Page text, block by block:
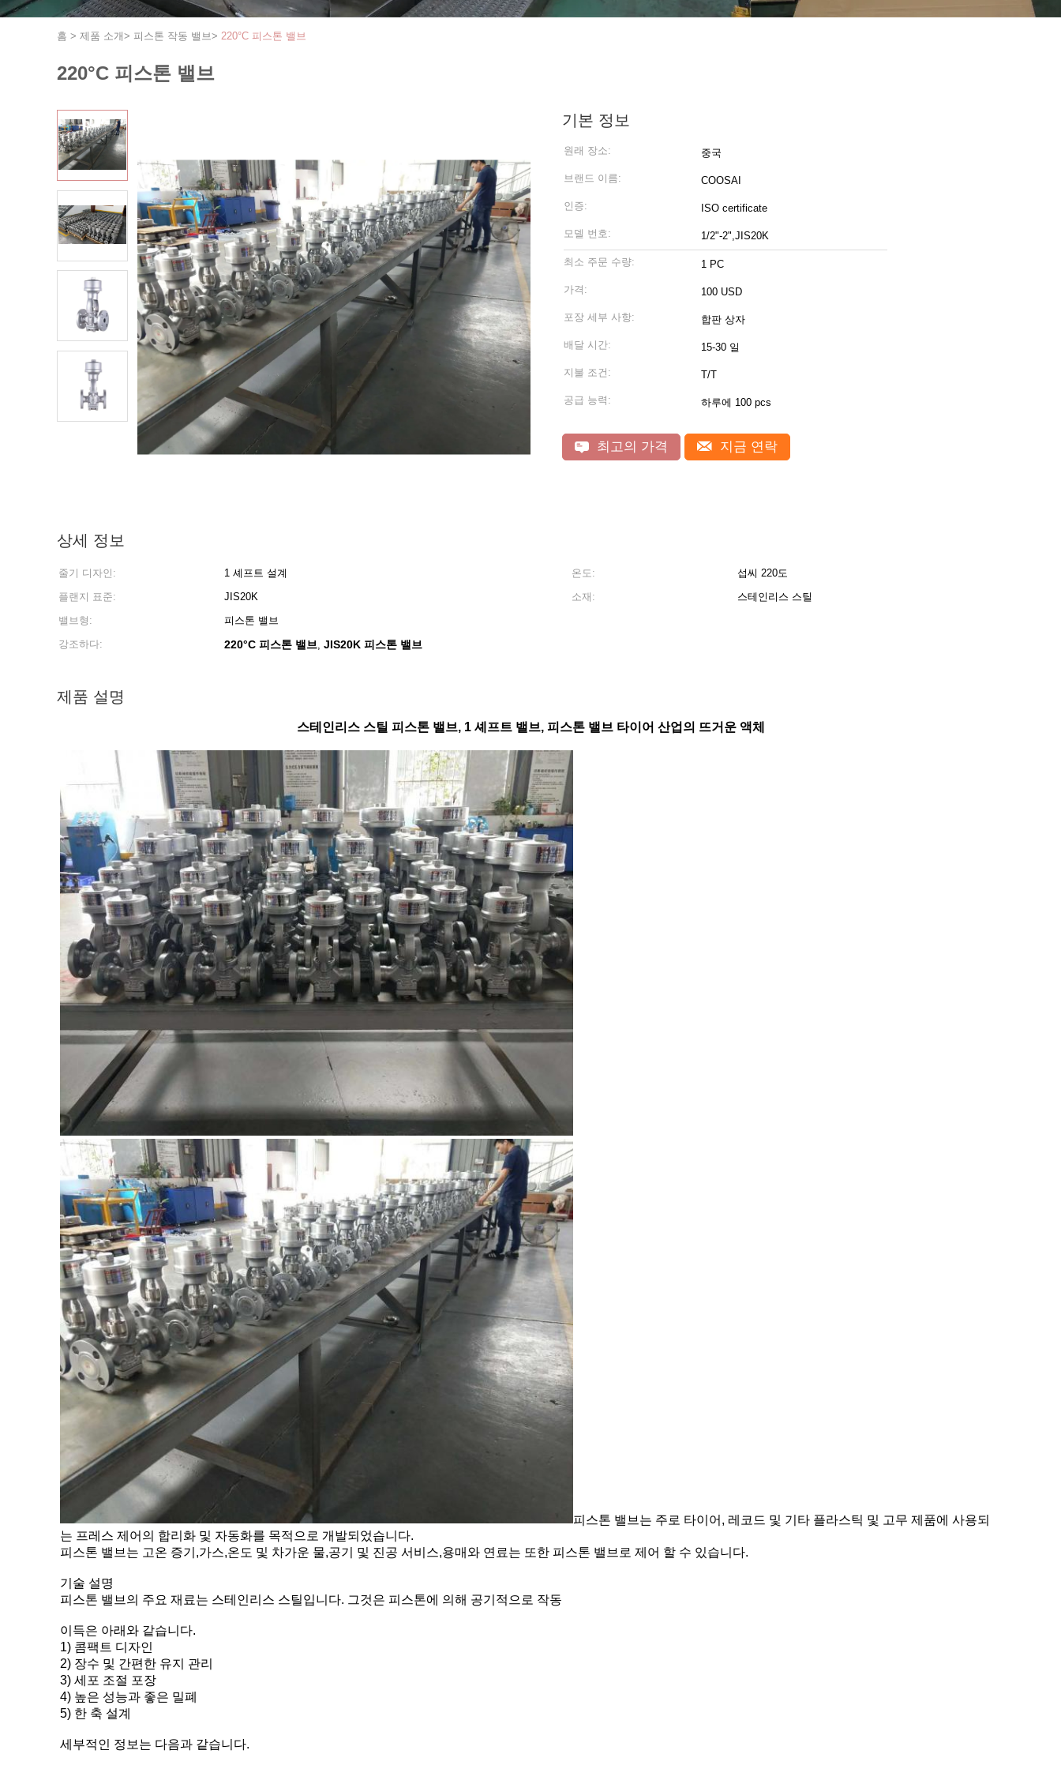
홈 > 제품 소개> 피스톤 작동 밸브> 220°C 피스톤 밸브
220°C 피스톤 밸브
기본 정보
원래 장소: 중국
브랜드 이름: COOSAI
인증: ISO certificate
모델 번호: 1/2"-2",JIS20K
최소 주문 수량: 1 PC
가격: 100 USD
포장 세부 사항: 합판 상자
배달 시간: 15-30 일
지불 조건: T/T
공급 능력: 하루에 100 pcs
최고의 가격 지금 연락
상세 정보
줄기 디자인: 1 셰프트 설계 온도:
섭씨 220도
플랜지 표준:
JIS20K 소재:
스테인리스 스틸
밸브형:
피스톤 밸브
강조하다:
220°C 피스톤 밸브, JIS20K 피스톤 밸브
제품 설명
스테인리스 스틸 피스톤 밸브, 1 셰프트 밸브, 피스톤 밸브 타이어 산업의 뜨거운 액체
피스톤 밸브는 주로 타이어, 레코드 및 기타 플라스틱 및 고무 제품에 사용되
는 프레스 제어의 합리화 및 자동화를 목적으로 개발되었습니다.
피스톤 밸브는 고온 증기,가스,온도 및 차가운 물,공기 및 진공 서비스,용매와 연료는 또한 피스톤 밸브로 제어 할 수 있습니다.
기술 설명
피스톤 밸브의 주요 재료는 스테인리스 스틸입니다. 그것은 피스톤에 의해 공기적으로 작동
이득은 아래와 같습니다.
1) 콤팩트 디자인
2) 장수 및 간편한 유지 관리
3) 세포 조절 포장
4) 높은 성능과 좋은 밀폐
5) 한 축 설계
세부적인 정보는 다음과 같습니다.